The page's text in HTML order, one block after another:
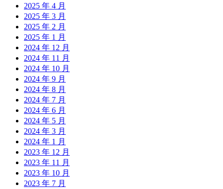
2025 年 4 月
2025 年 3 月
2025 年 2 月
2025 年 1 月
2024 年 12 月
2024 年 11 月
2024 年 10 月
2024 年 9 月
2024 年 8 月
2024 年 7 月
2024 年 6 月
2024 年 5 月
2024 年 3 月
2024 年 1 月
2023 年 12 月
2023 年 11 月
2023 年 10 月
2023 年 7 月